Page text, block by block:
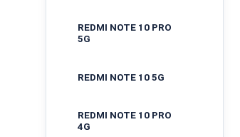
REDMI NOTE 10 PRO
5G
REDMI NOTE 10 5G
REDMI NOTE 10 PRO
4G